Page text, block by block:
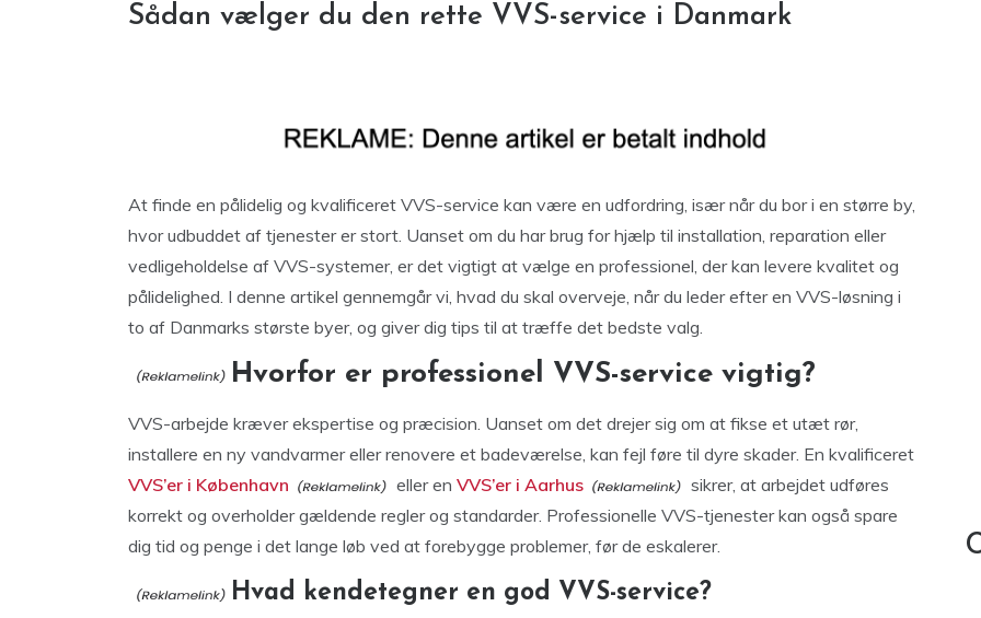
Sådan vælger du den rette VVS-service i Danmark
At finde en pålidelig og kvalificeret VVS-service kan være en udfordring, især når du bor i en større by,
hvor udbuddet af tjenester er stort. Uanset om du har brug for hjælp til installation, reparation eller
vedligeholdelse af VVS-systemer, er det vigtigt at vælge en professionel, der kan levere kvalitet og
pålidelighed. I denne artikel gennemgår vi, hvad du skal overveje, når du leder efter en VVS-løsning i
to af Danmarks største byer, og giver dig tips til at træffe det bedste valg.
Hvorfor er professionel VVS-service vigtig?
VVS-arbejde kræver ekspertise og præcision. Uanset om det drejer sig om at fikse et utæt rør,
installere en ny vandvarmer eller renovere et badeværelse, kan fejl føre til dyre skader. En kvalificeret
VVS’er i København
eller en VVS’er i Aarhus
sikrer, at arbejdet udføres
korrekt og overholder gældende regler og standarder. Professionelle VVS-tjenester kan også spare
dig tid og penge i det lange løb ved at forebygge problemer, før de eskalerer.
Hvad kendetegner en god VVS-service?